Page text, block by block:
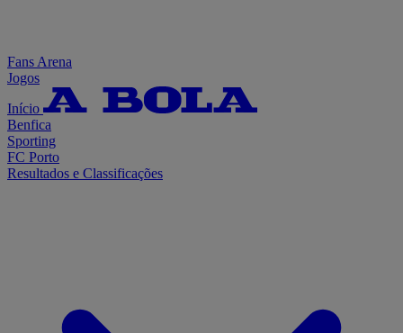
Fans Arena
Jogos
Início
Benfica
Sporting
FC Porto
Resultados e Classificações